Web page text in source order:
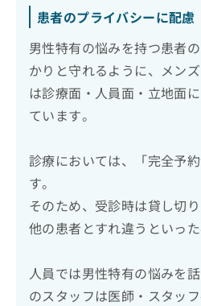
患者のプライバシーに配慮
男性特有の悩みを持つ患者
かりと守れるように、メン
は診療面・人員面・立地面
ています。
診療においては、「完全予
す。
そのため、受診時は貸し切
他の患者とすれ違うといった
人員では男性特有の悩みを
のスタッフは医師・スタッ